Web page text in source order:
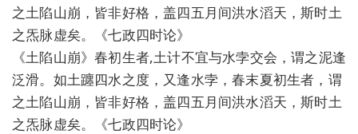
之土陷山崩，皆非好格，盖四五月间洪水滔天，斯时土
之炁脉虚矣。《七政四时论》
《土陷山崩》春初生者,土计不宜与水孛交会，谓之泥逢
泛滑。如土躔四水之度，又逢水孛，春末夏初生者，谓
之土陷山崩，皆非好格，盖四五月间洪水滔天，斯时土
之炁脉虚矣。《七政四时论》